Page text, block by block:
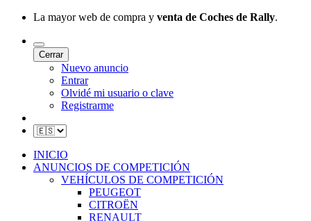
La mayor web de compra y venta de Coches de Rally.
Cerrar
Nuevo anuncio
Entrar
Olvidé mi usuario o clave
Registrarme
INICIO
ANUNCIOS DE COMPETICIÓN
VEHÍCULOS DE COMPETICIÓN
PEUGEOT
CITROËN
RENAULT